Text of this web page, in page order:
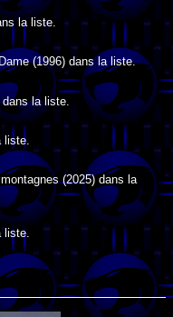
la liste.
(1996) dans la liste.
la liste.
(2025) dans la
liste.
la Chance (2006) dans la